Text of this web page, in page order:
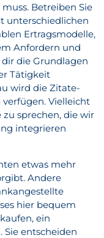
Betreiben Sie
unterschiedlichen
Ertragsmodelle,
Anfordern und
die Grundlagen
Tätigkeit
wird die Zitate-
Vielleicht
sprechen, die wir
integrieren
etwas mehr
Andere
hier bequem
ein
Sie entscheiden